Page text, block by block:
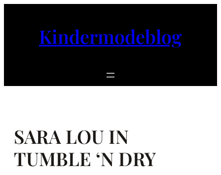
Kindermodeblog
SARA LOU IN
TUMBLE ‘N DRY